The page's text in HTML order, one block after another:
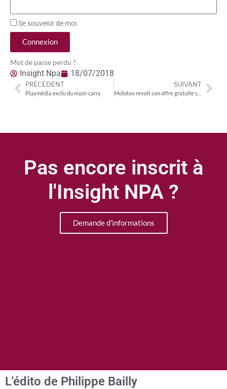
Se souvenir de moi
Connexion
Mot de passe perdu ?
Insight Npa 18/07/2018
PRÉCÉDENT
Playmédia exclu du must-carry
SUIVANT
Molotov revoit son offre gratuite suite au nouveau barème de RCP
Pas encore inscrit à
l'Insight NPA ?
Demande d'informations
L'édito de Philippe Bailly